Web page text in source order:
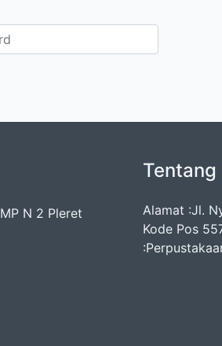
N 2 Pleret
Tentang
Alamat :Jl.
Kode Pos